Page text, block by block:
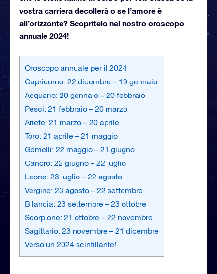
vostra carriera decollerà o se l’amore è
all’orizzonte? Scopritelo nel nostro oroscopo
annuale 2024!
Oroscopo annuale per il 2024
Capricorno: 22 dicembre – 19 gennaio
Acquario: 20 gennaio – 20 febbraio
Pesci: 21 febbraio – 20 marzo
Ariete: 21 marzo – 20 aprile
Toro: 21 aprile – 21 maggio
Gemelli: 22 maggio – 21 giugno
Cancro: 22 giugno – 22 luglio
Leone: 23 luglio – 22 agosto
Vergine: 23 agosto – 22 settembre
Bilancia: 23 settembre – 23 ottobre
Scorpione: 21 ottobre – 22 novembre
Sagittario: 23 novembre – 21 dicembre
Verso un 2024 scintillante!